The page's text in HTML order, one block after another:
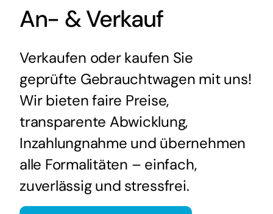
An- & Verkauf
Verkaufen oder kaufen Sie
geprüfte Gebrauchtwagen mit uns!
Wir bieten faire Preise,
transparente Abwicklung,
Inzahlungnahme und übernehmen
alle Formalitäten – einfach,
zuverlässig und stressfrei.